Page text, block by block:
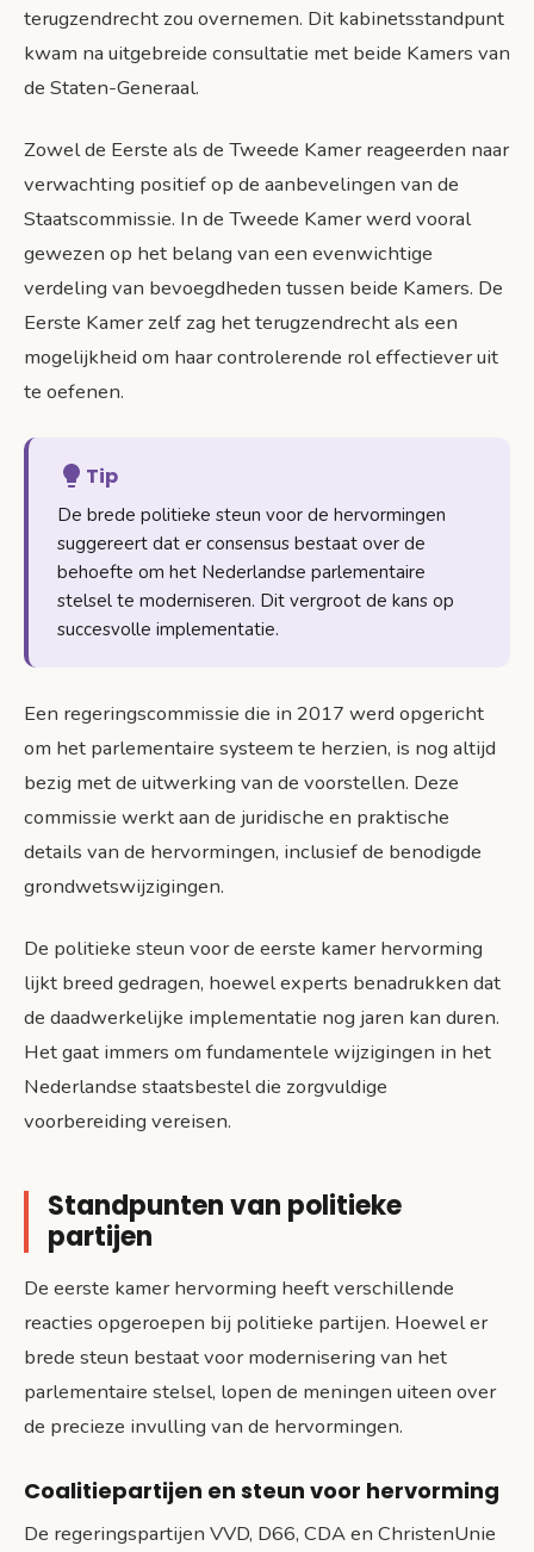
terugzendrecht zou overnemen. Dit kabinetsstandpunt
kwam na uitgebreide consultatie met beide Kamers van
de Staten-Generaal.
Zowel de Eerste als de Tweede Kamer reageerden naar
verwachting positief op de aanbevelingen van de
Staatscommissie. In de Tweede Kamer werd vooral
gewezen op het belang van een evenwichtige
verdeling van bevoegdheden tussen beide Kamers. De
Eerste Kamer zelf zag het terugzendrecht als een
mogelijkheid om haar controlerende rol effectiever uit
te oefenen.
Tip
De brede politieke steun voor de hervormingen
suggereert dat er consensus bestaat over de
behoefte om het Nederlandse parlementaire
stelsel te moderniseren. Dit vergroot de kans op
succesvolle implementatie.
Een regeringscommissie die in 2017 werd opgericht
om het parlementaire systeem te herzien, is nog altijd
bezig met de uitwerking van de voorstellen. Deze
commissie werkt aan de juridische en praktische
details van de hervormingen, inclusief de benodigde
grondwetswijzigingen.
De politieke steun voor de eerste kamer hervorming
lijkt breed gedragen, hoewel experts benadrukken dat
de daadwerkelijke implementatie nog jaren kan duren.
Het gaat immers om fundamentele wijzigingen in het
Nederlandse staatsbestel die zorgvuldige
voorbereiding vereisen.
Standpunten van politieke
partijen
De eerste kamer hervorming heeft verschillende
reacties opgeroepen bij politieke partijen. Hoewel er
brede steun bestaat voor modernisering van het
parlementaire stelsel, lopen de meningen uiteen over
de precieze invulling van de hervormingen.
Coalitiepartijen en steun voor hervorming
De regeringspartijen VVD, D66, CDA en ChristenUnie